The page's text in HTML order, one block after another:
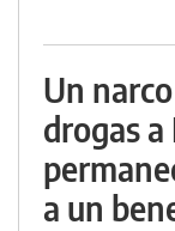
Un
drogas
a un